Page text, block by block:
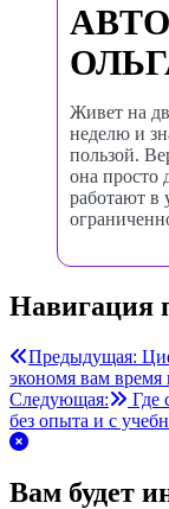
Живет на
неделю и
пользой.
она просто
работают в
Навигация
Предыдущая:
экономя вам
Следующая:
Где
без опыта и с
Вам будет